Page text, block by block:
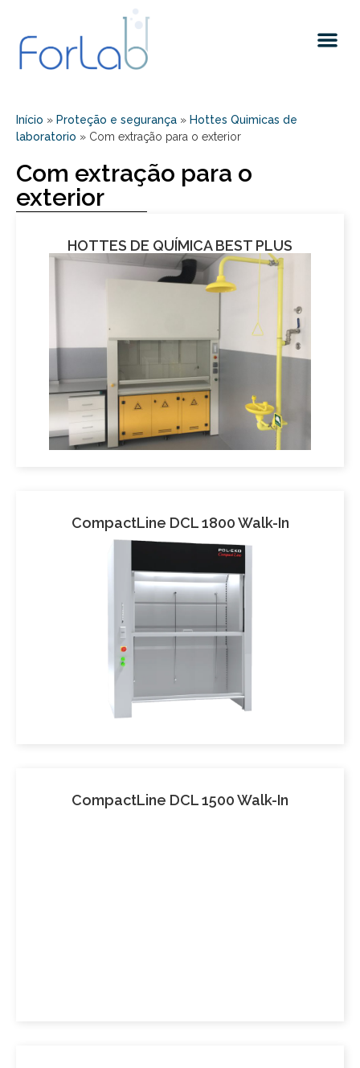
Início » Proteção e segurança » Hottes Quimicas de
laboratorio » Com extração para o exterior
Com extração para o
exterior
HOTTES DE QUÍMICA BEST PLUS
CompactLine DCL 1800 Walk-In
CompactLine DCL 1500 Walk-In